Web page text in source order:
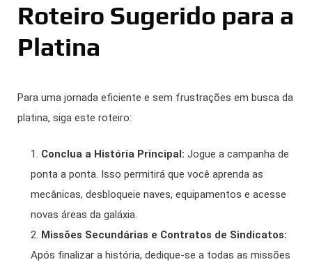
Roteiro Sugerido para a
Platina
Para uma jornada eficiente e sem frustrações em busca da
platina, siga este roteiro:
Conclua a História Principal: Jogue a campanha de
ponta a ponta. Isso permitirá que você aprenda as
mecânicas, desbloqueie naves, equipamentos e acesse
novas áreas da galáxia.
Missões Secundárias e Contratos de Sindicatos:
Após finalizar a história, dedique-se a todas as missões